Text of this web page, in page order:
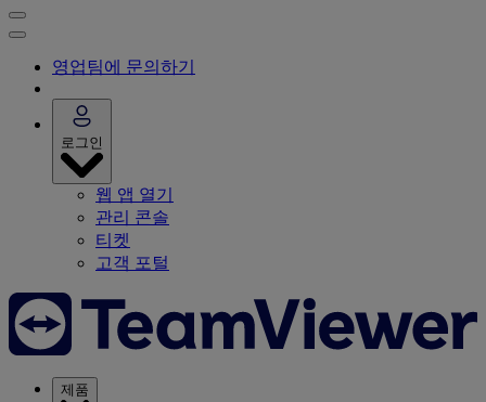
영업팀에 문의하기
로그인
웹 앱 열기
관리 콘솔
티켓
고객 포털
제품